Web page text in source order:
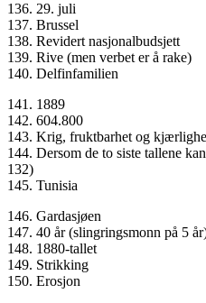
136. 29. juli
137. Brussel
138. Revidert nasjonalbudsjett
139. Rive (men verbet er å rake)
140. Delfinfamilien
141. 1889
142. 604.800
143. Krig, fruktbarhet og
144. Dersom de to siste tallene
132)
145. Tunisia
146. Gardasjøen
147. 40 år (slingringsmonn på 5
148. 1880-tallet
149. Strikking
150. Erosjon